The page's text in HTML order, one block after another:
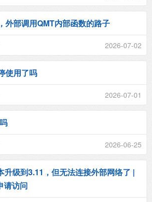
外部调用QMT内部函数的路子
2026-07-02
使用了吗
2026-07-01
2026-06-25
级到3.11，但无法连接外部网络了 |
请访问